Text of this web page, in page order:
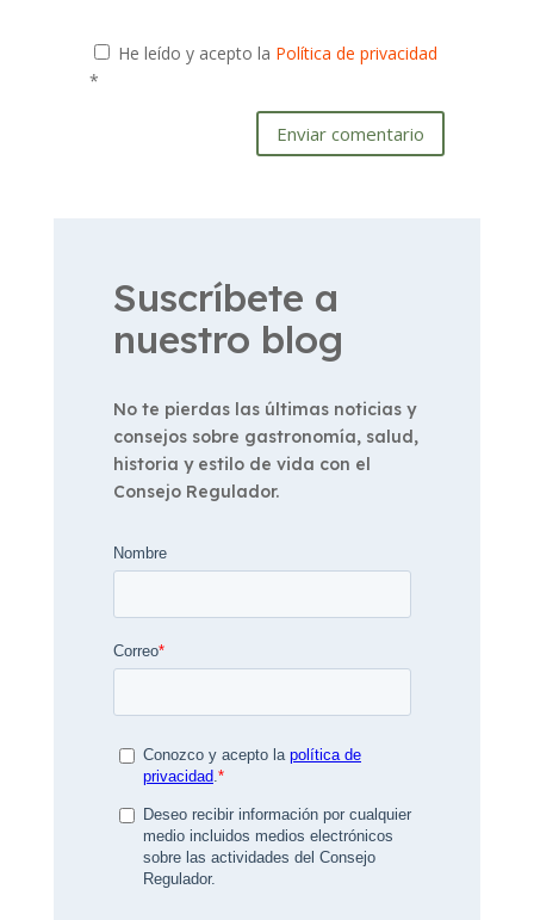
He leído y acepto la Política de privacidad
*
Enviar comentario
Suscríbete a
nuestro blog
No te pierdas las últimas noticias y
consejos sobre gastronomía, salud,
historia y estilo de vida con el
Consejo Regulador.